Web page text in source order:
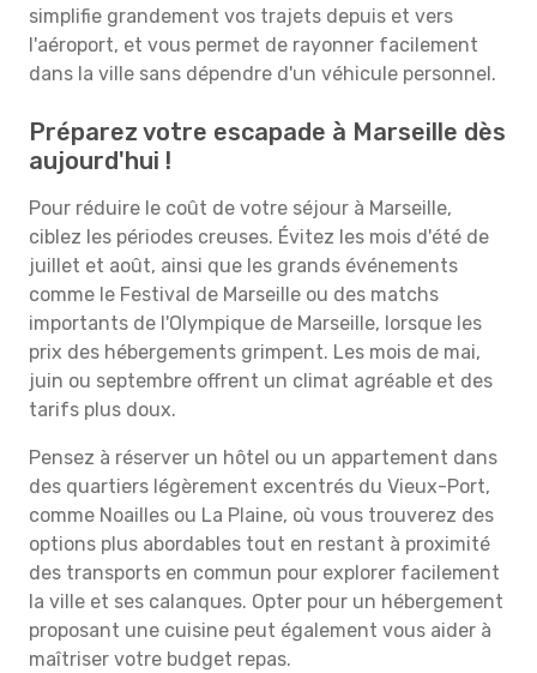
simplifie grandement vos trajets depuis et vers
l'aéroport, et vous permet de rayonner facilement
dans la ville sans dépendre d'un véhicule personnel.
Préparez votre escapade à Marseille dès
aujourd'hui !
Pour réduire le coût de votre séjour à Marseille,
ciblez les périodes creuses. Évitez les mois d'été de
juillet et août, ainsi que les grands événements
comme le Festival de Marseille ou des matchs
importants de l'Olympique de Marseille, lorsque les
prix des hébergements grimpent. Les mois de mai,
juin ou septembre offrent un climat agréable et des
tarifs plus doux.
Pensez à réserver un hôtel ou un appartement dans
des quartiers légèrement excentrés du Vieux-Port,
comme Noailles ou La Plaine, où vous trouverez des
options plus abordables tout en restant à proximité
des transports en commun pour explorer facilement
la ville et ses calanques. Opter pour un hébergement
proposant une cuisine peut également vous aider à
maîtriser votre budget repas.